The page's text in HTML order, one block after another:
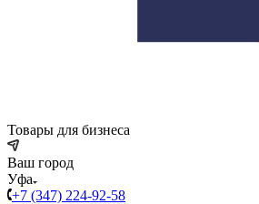
Товары для бизнеса
Ваш город
Уфа
+7 (347) 224-92-58